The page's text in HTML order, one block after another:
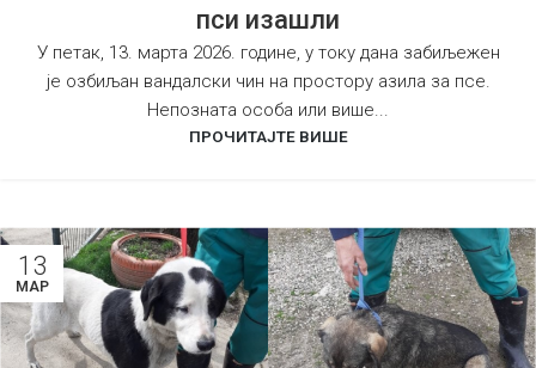
пси изашли
У петак, 13. марта 2026. године, у току дана забиљежен
је озбиљан вандалски чин на простору азила за псе.
Непозната особа или више...
ПРОЧИТАЈТЕ ВИШЕ
13
МАР